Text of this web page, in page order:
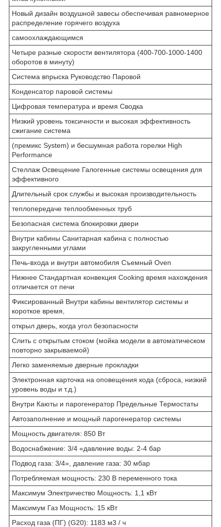
Новый дизайн воздушной завесы обеспечивая равномерное
распределение горячего воздуха
самоохлаждающимся
Четыре разные скорости вентилятора (400-700-1000-1400
оборотов в минуту)
Система впрыска Руководство Паровой
Конденсатор паровой системы
Цифровая температура и время Сводка
Низкий уровень токсичности и высокая эффективность
сжигание система
(премикс System) и бесшумная работа горелки High
Performance
Стеллаж Освещение Галогенные системы освещения для
эффективного
Длительный срок службы и высокая производительность
теплопередаче теплообменных труб
Безопасная система блокировки двери
Внутри кабины Санитарная кабина с полностью
закругленными углами
Печь-входа и внутри автомобиля Съемный Oven
Нижнее Стандартная конвекция Cooking время нахождения
отличается от печи
Фиксированный Внутри кабины вентилятор системы и
короткое время,
открыл дверь, когда угол безопасности
Слить с открытым стоком (мойка модели в автоматическом
повторно закрываемой)
Легко заменяемые дверные прокладки
Электронная карточка на оповещения кода (сброса, низкий
уровень воды и т.д.)
Внутри Каюты и парогенератор Предельные Термостаты
Автозаполнение и мощный парогенератор системы
Мощность двигателя: 850 Вт
Водоснабжение: 3/4 «давление воды: 2-4 бар
Подвод газа: 3/4», давление газа: 30 мбар
Потребляемая мощность: 230 В переменного тока
Максимум Электричество Мощность: 1,1 кВт
Максимум Газ Мощность: 15 кВт
Расход газа (ПГ) (G20): 1183 м3 / ч